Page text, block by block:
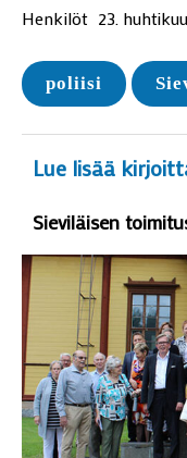
Henkilöt 23.
poliisi
Lue lisää
Sieviläisen